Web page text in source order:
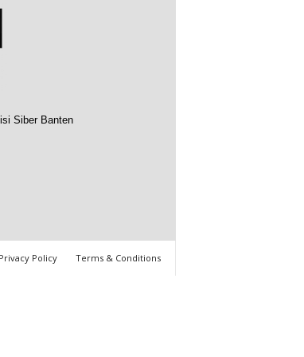
Siber Banten
Privacy Policy Terms & Conditions